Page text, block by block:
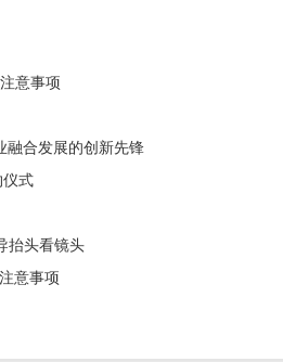
意事项
融合发展的创新先锋
仪式
抬头看镜头
意事项